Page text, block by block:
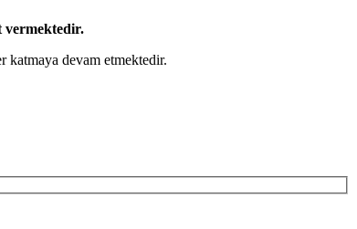
vermektedir.
katmaya devam etmektedir.